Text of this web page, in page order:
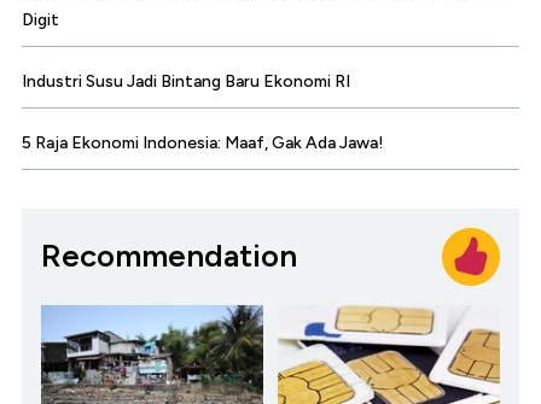
Digit
Industri Susu Jadi Bintang Baru Ekonomi RI
5 Raja Ekonomi Indonesia: Maaf, Gak Ada Jawa!
Recommendation